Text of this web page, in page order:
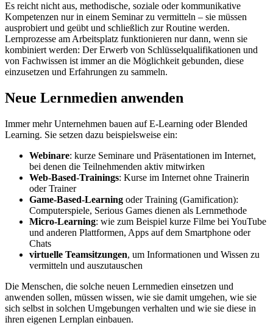
Es reicht nicht aus, methodische, soziale oder kommunikative
Kompetenzen nur in einem Seminar zu vermitteln – sie müssen
ausprobiert und geübt und schließlich zur Routine werden.
Lernprozesse am Arbeitsplatz funktionieren nur dann, wenn sie
kombiniert werden: Der Erwerb von Schlüsselqualifikationen und
von Fachwissen ist immer an die Möglichkeit gebunden, diese
einzusetzen und Erfahrungen zu sammeln.
Neue Lernmedien anwenden
Immer mehr Unternehmen bauen auf E-Learning oder Blended
Learning. Sie setzen dazu beispielsweise ein:
Webinare: kurze Seminare und Präsentationen im Internet,
bei denen die Teilnehmenden aktiv mitwirken
Web-Based-Trainings: Kurse im Internet ohne Trainerin
oder Trainer
Game-Based-Learning oder Training (Gamification):
Computerspiele, Serious Games dienen als Lernmethode
Micro-Learning: wie zum Beispiel kurze Filme bei YouTube
und anderen Plattformen, Apps auf dem Smartphone oder
Chats
virtuelle Teamsitzungen, um Informationen und Wissen zu
vermitteln und auszutauschen
Die Menschen, die solche neuen Lernmedien einsetzen und
anwenden sollen, müssen wissen, wie sie damit umgehen, wie sie
sich selbst in solchen Umgebungen verhalten und wie sie diese in
ihren eigenen Lernplan einbauen.